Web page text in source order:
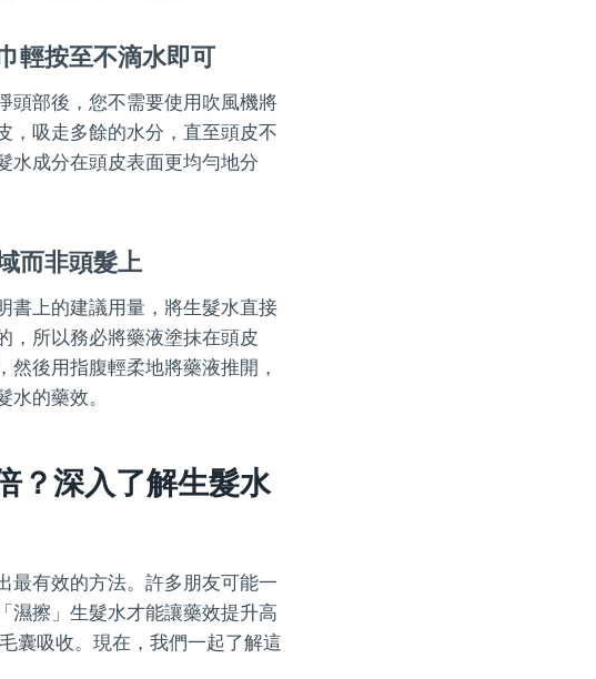
輕按至不滴水即可
頭部後，您不需要使用吹風機將
，吸走多餘的水分，直至頭皮不
水成分在頭皮表面更均勻地分
而非頭髮上
書上的建議用量，將生髮水直接
，所以務必將藥液塗抹在頭皮
後用指腹輕柔地將藥液推開，
的藥效。
？深入了解生髮水
最有效的方法。許多朋友可能一
濕擦」生髮水才能讓藥效提升高
囊吸收。現在，我們一起了解這